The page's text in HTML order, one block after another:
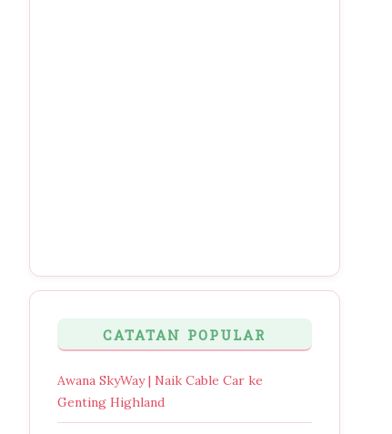
CATATAN POPULAR
Awana SkyWay | Naik Cable Car ke
Genting Highland